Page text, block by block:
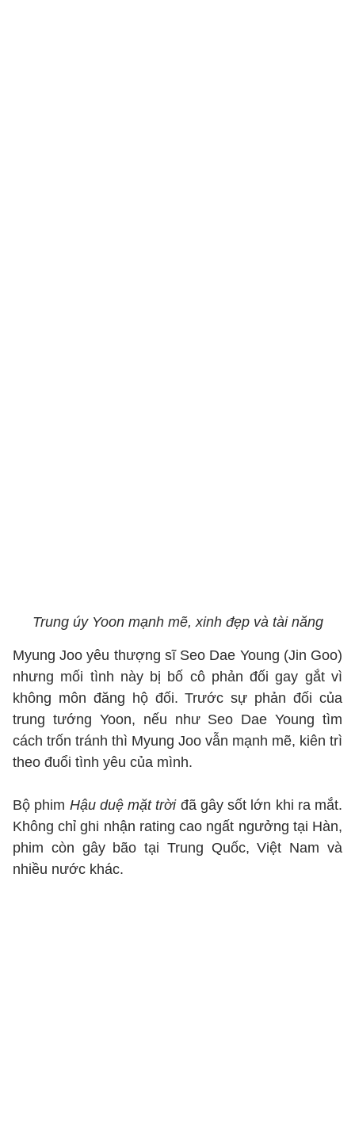
Trung úy Yoon mạnh mẽ, xinh đẹp và tài năng
Myung Joo yêu thượng sĩ Seo Dae Young (Jin Goo)
nhưng mối tình này bị bố cô phản đối gay gắt vì
không môn đăng hộ đối. Trước sự phản đối của
trung tướng Yoon, nếu như Seo Dae Young tìm
cách trốn tránh thì Myung Joo vẫn mạnh mẽ, kiên trì
theo đuổi tình yêu của mình.
Bộ phim Hậu duệ mặt trời đã gây sốt lớn khi ra mắt.
Không chỉ ghi nhận rating cao ngất ngưởng tại Hàn,
phim còn gây bão tại Trung Quốc, Việt Nam và
nhiều nước khác.